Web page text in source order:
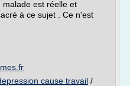
est réelle et
à ce sujet . Ce n'est
cause travail /